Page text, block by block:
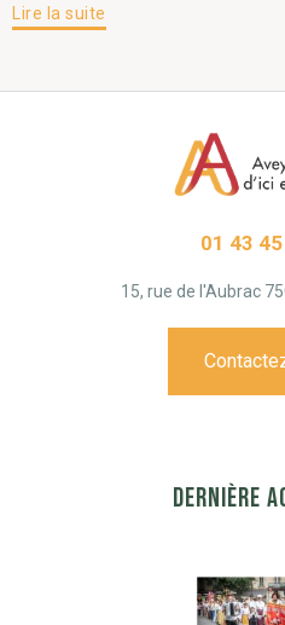
Lire la suite
01 43
15, rue de l'Aubrac
DERNIÈRE